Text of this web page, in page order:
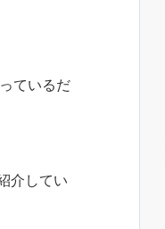
ているだ
介してい